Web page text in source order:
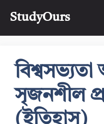
StudyOurs
বিশ্বসভ্যতা
সৃজনশীল
(ইতিহাস)